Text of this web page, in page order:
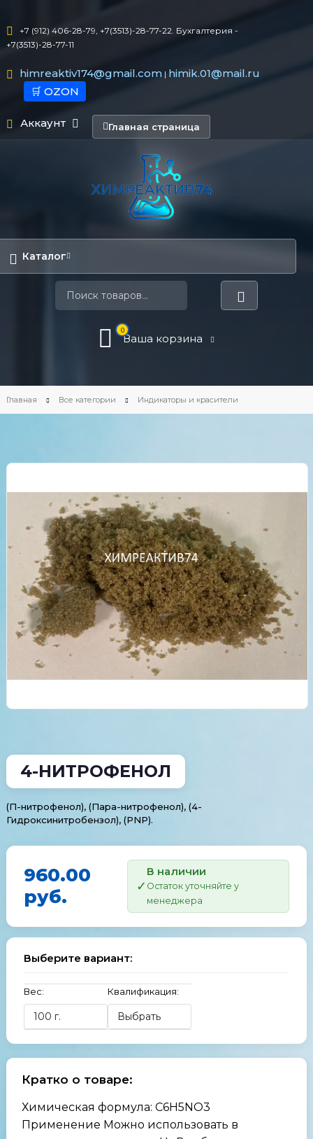
+7 (912) 406-28-79, +7(3513)-28-77-22. Бухгалтерия -
+7(3513)-28-77-11
himreaktiv174@gmail.com| himik.01@mail.ru
🛒 OZON
Аккаунт Главная страница
Каталог
0
Ваша корзина
Главная Все категории Индикаторы и красители
4-НИТРОФЕНОЛ
(П-нитрофенол), (Пара-нитрофенол), (4-
Гидроксинитробензол), (PNP).
960.00
руб.
В наличии
Остаток уточняйте у
менеджера
Выберите вариант:
Вес: Квалификация:
Кратко о товаре:
Химическая формула: C6H5NO3
Применение Можно использовать в